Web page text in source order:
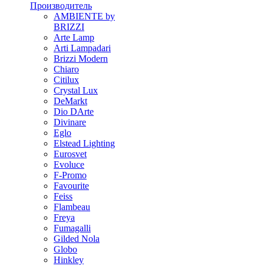
Производитель
AMBIENTE by
BRIZZI
Arte Lamp
Arti Lampadari
Brizzi Modern
Chiaro
Citilux
Crystal Lux
DeMarkt
Dio DArte
Divinare
Eglo
Elstead Lighting
Eurosvet
Evoluce
F-Promo
Favourite
Feiss
Flambeau
Freya
Fumagalli
Gilded Nola
Globo
Hinkley